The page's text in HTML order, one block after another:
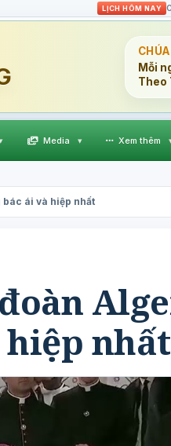
LỊCH HÔM NAY
Mỗi
Theo
Media ▾ Xem thêm
ái và hiệp nhất
hiệp nhất